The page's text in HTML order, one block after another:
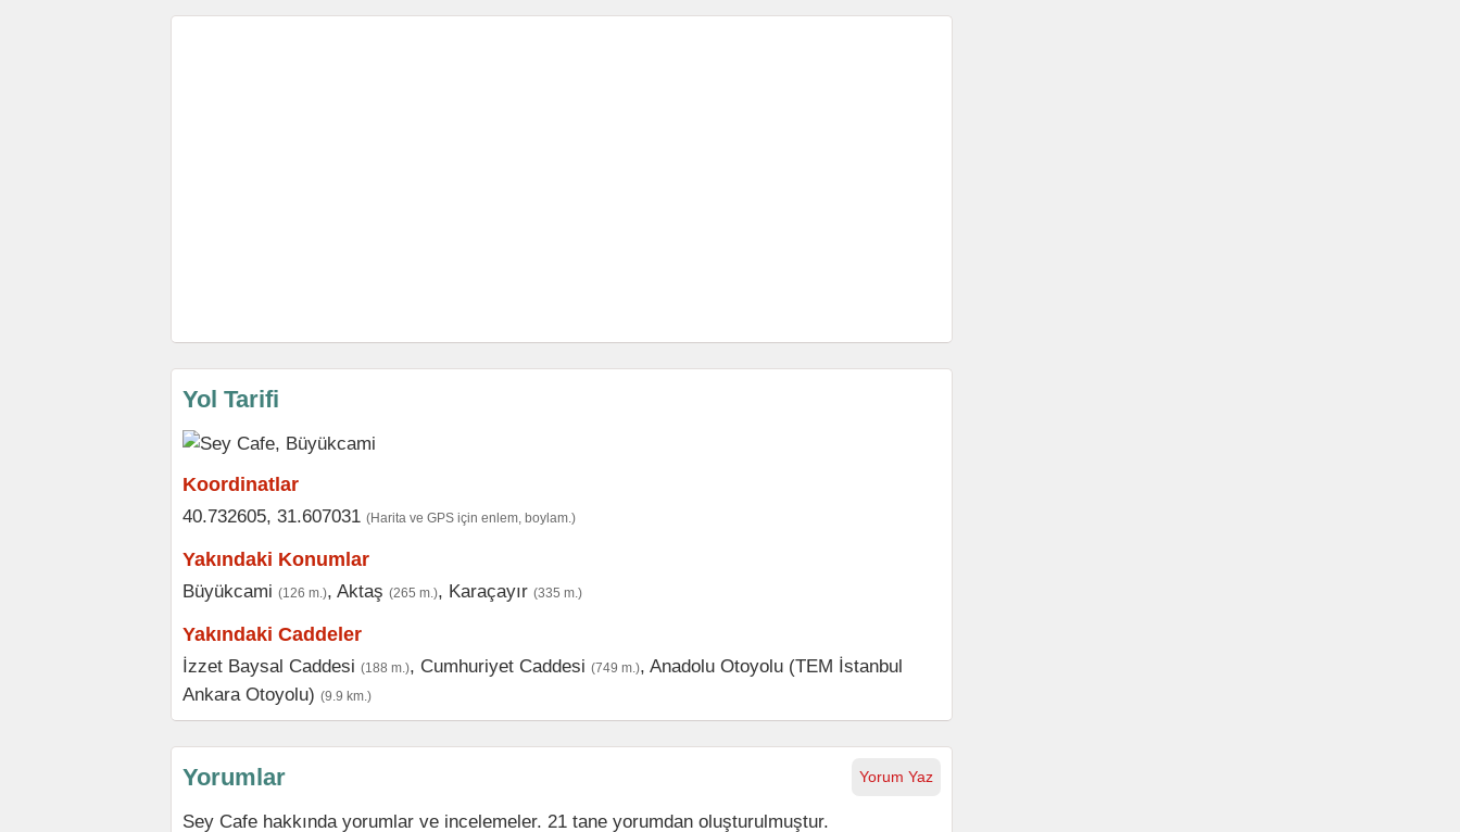
Yol Tarifi
Koordinatlar
40.732605, 31.607031 (Harita ve GPS için enlem, boylam.)
Yakındaki Konumlar
Büyükcami (126 m.), Aktaş (265 m.), Karaçayır (335 m.)
Yakındaki Caddeler
İzzet Baysal Caddesi (188 m.), Cumhuriyet Caddesi (749 m.), Anadolu Otoyolu (TEM İstanbul
Ankara Otoyolu) (9.9 km.)
Yorum Yaz
Yorumlar
Sey Cafe hakkında yorumlar ve incelemeler. 21 tane yorumdan oluşturulmuştur.